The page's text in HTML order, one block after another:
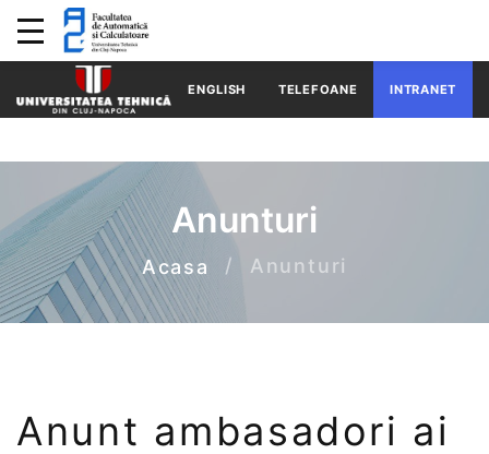
ENGLISH TELEFOANE INTRANET
Anunturi
Acasa Anunturi
Anunt ambasadori ai